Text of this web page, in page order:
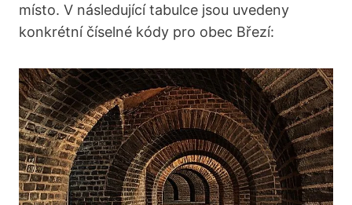
místo. V následující tabulce jsou⁣ uvedeny
konkrétní číselné‌ kódy pro obec Březí: